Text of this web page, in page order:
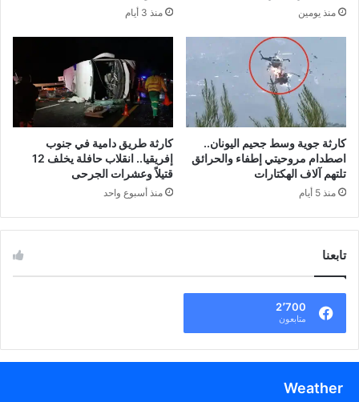
منذ يومين منذ 3 أيام
كارثة جوية وسط جحيم اليونان..
اصطدام مروحيتي إطفاء والحرائق
تلتهم آلاف الهكتارات
منذ 5 أيام
كارثة طريق دامية في جنوب
إفريقيا.. انقلاب حافلة يخلف 12
قتيلاً وعشرات الجرحى
منذ أسبوع واحد
تابعنا
2٬700
متابعون
Weather